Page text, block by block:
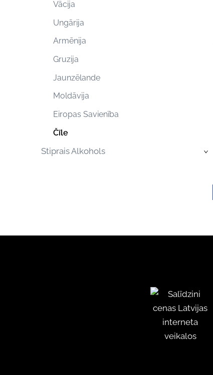
Vācija
Ungārija
Armēnija
Gruzija
Jaunzēlande
Moldāvija
Eiropas Savienība
Čīle
Stiprais Alkohols ›